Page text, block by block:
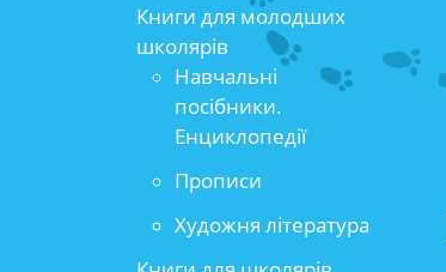
Книги для молодших
школярів
Навчальні
посібники.
Енциклопедії
Прописи
Художня література